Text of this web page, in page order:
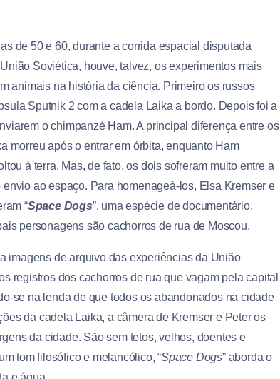
de 50 e 60, durante a corrida espacial disputada
Soviética, houve, talvez, os experimentos mais
animais na história da ciência. Primeiro os russos
Sputnik 2 com a cadela Laika a bordo. Depois foi a
o chimpanzé Ham. A principal diferença entre os
morreu após o entrar em órbita, enquanto Ham
à terra. Mas, de fato, os dois sofreram muito entre a
envio ao espaço. Para homenageá-los, Elsa Kremser e
“Space Dogs”, uma espécie de documentário,
personagens são cachorros de rua de Moscou.
imagens de arquivo das experiências da União
registros dos cachorros de rua que vagam pela capital
se na lenda de que todos os abandonados na cidade
da cadela Laika, a câmera de Kremser e Peter os
da cidade. São sem tetos, velhos, doentes e
tom filosófico e melancólico, “Space Dogs” aborda o